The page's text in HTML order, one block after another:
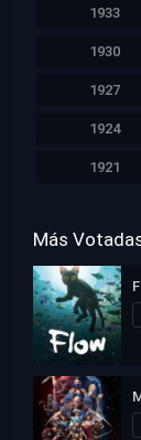
1933
1930
1927
1924
1921
Más